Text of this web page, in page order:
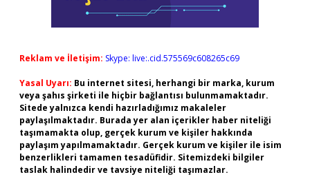
Reklam ve İletişim: Skype: live:.cid.575569c608265c69
Yasal Uyarı: Bu internet sitesi, herhangi bir marka, kurum
veya şahıs şirketi ile hiçbir bağlantısı bulunmamaktadır.
Sitede yalnızca kendi hazırladığımız makaleler
paylaşılmaktadır. Burada yer alan içerikler haber niteliği
taşımamakta olup, gerçek kurum ve kişiler hakkında
paylaşım yapılmamaktadır. Gerçek kurum ve kişiler ile isim
benzerlikleri tamamen tesadüfidir. Sitemizdeki bilgiler
taslak halindedir ve tavsiye niteliği taşımazlar.